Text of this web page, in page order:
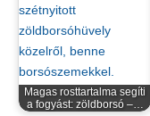
Magas rosttartalma segíti
a fogyást: zöldborsó –…